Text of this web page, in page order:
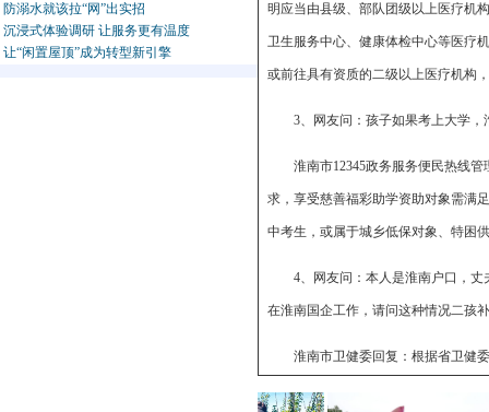
防溺水就该拉“网”出实招
沉浸式体验调研 让服务更有温度
让“闲置屋顶”成为转型新引擎
明应当由县级、部队团级以上医疗机
卫生服务中心、健康体检中心等医疗
或前往具有资质的二级以上医疗机构
3、网友问：孩子如果考上大学
淮南市12345政务服务便民热线
求，享受慈善福彩助学资助对象需满
中考生，或属于城乡低保对象、特困
4、网友问：本人是淮南户口，
在淮南国企工作，请问这种情况二孩
淮南市卫健委回复：根据省卫健
2024年1月1日起，实施家庭育儿补贴